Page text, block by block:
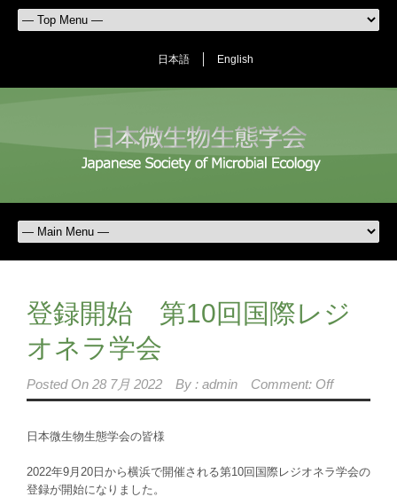
日本語 English
登録開始 第10回国際レジ
オネラ学会
Posted On 28 7月 2022 By : admin Comment: Off
日本微生物生態学会の皆様
2022年9月20日から横浜で開催される第10回国際レジオネラ学会の
登録が開始になりました。